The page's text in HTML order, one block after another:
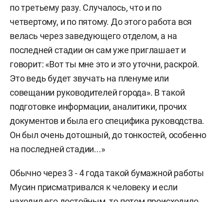
по третьему разу. Случалось, что и по
четвертому, и по пятому. До этого работа вся
велась через заведующего отделом, а на
последней стадии он сам уже приглашает и
говорит: «Вот ты мне это и это уточни, раскрой.
Это ведь будет звучать на пленуме или
совещании руководителей города». В такой
подготовке информации, аналитики, прочих
документов и была его специфика руководства.
Он был очень дотошный, до тонкостей, особенно
на последней стадии...»
Обычно через 3 - 4 года такой бумажной работы
Мусин присматривался к человеку и если